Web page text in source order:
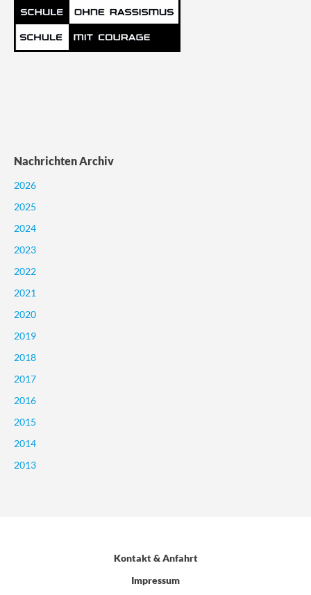
Nachrichten Archiv
2026
2025
2024
2023
2022
2021
2020
2019
2018
2017
2016
2015
2014
2013
Kontakt & Anfahrt
Impressum